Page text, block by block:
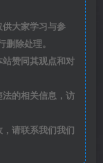
大家学习与参
除处理。
赞同其观点和对
的相关信息，访
请联系我们我们